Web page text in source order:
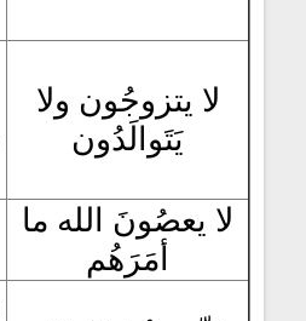
لا يتزوجُون ولا
يَتَوالَدُون
لا يعصُونَ الله ما
أمَرَهُم